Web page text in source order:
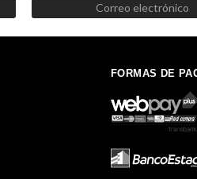
FORMAS DE